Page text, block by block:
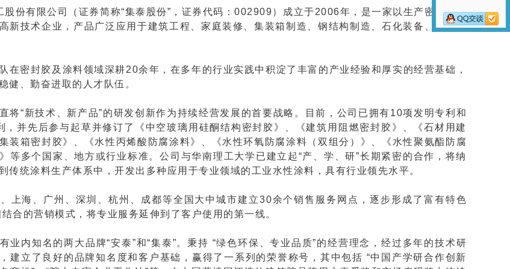
股份有限公司（证券简称“集泰股份”，证券代码：002909）成立于2006年，是一家以生产密封胶和
新技术企业，产品广泛应用于建筑工程、家庭装修、集装箱制造、钢结构制造、石化装备、船舶游
在密封胶及涂料领域深耕20余年，在多年的行业实践中积淀了丰富的产业经验和厚实的经营基础，
健、勤奋进取的人才队伍。
将“新技术、新产品”的研发创新作为持续经营发展的首要战略。目前，公司已拥有10项发明专利和
，并先后参与起草并修订了《中空玻璃用硅酮结构密封胶》、《建筑用阻燃密封胶》、《石材用建
装箱密封胶》、《水性丙烯酸防腐涂料》、《水性环氧防腐涂料（双组分）》、《水性聚氨酯防腐
等多个国家、地方或行业标准。公司与华南理工大学已建立起“产、学、研”长期紧密的合作，将纳
传统涂料生产体系中，开发出多种应用于专业领域的工业水性涂料，具有行业领先水平。
上海、广州、深圳、杭州、成都等全国大中城市建立30余个销售服务网点，逐步形成了富有特色
结合的营销模式，将专业服务延伸到了客户使用的第一线。
业内知名的两大品牌“安泰”和“集泰”。秉持 “绿色环保、专业品质”的经营理念，经过多年的技术研
建立了良好的品牌知名度和客户基础，赢得了一系列的荣誉称号，其中包括 “中国产学研合作创新